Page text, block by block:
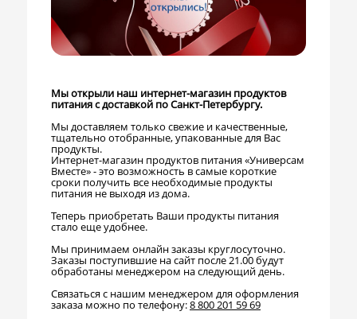
Мы открыли наш интернет-магазин продуктов
питания с доставкой по Санкт-Петербургу.
Мы доставляем только свежие и качественные,
тщательно отобранные, упакованные для Вас
продукты.
Интернет-магазин продуктов питания «Универсам
Вместе» - это возможность в самые короткие
сроки получить все необходимые продукты
питания не выходя из дома.
Теперь приобретать Ваши продукты питания
стало еще удобнее.
Мы принимаем онлайн заказы круглосуточно.
Заказы поступившие на сайт после 21.00 будут
обработаны менеджером на следующий день.
Связаться с нашим менеджером для оформления
заказа можно по телефону:8 800 201 59 69